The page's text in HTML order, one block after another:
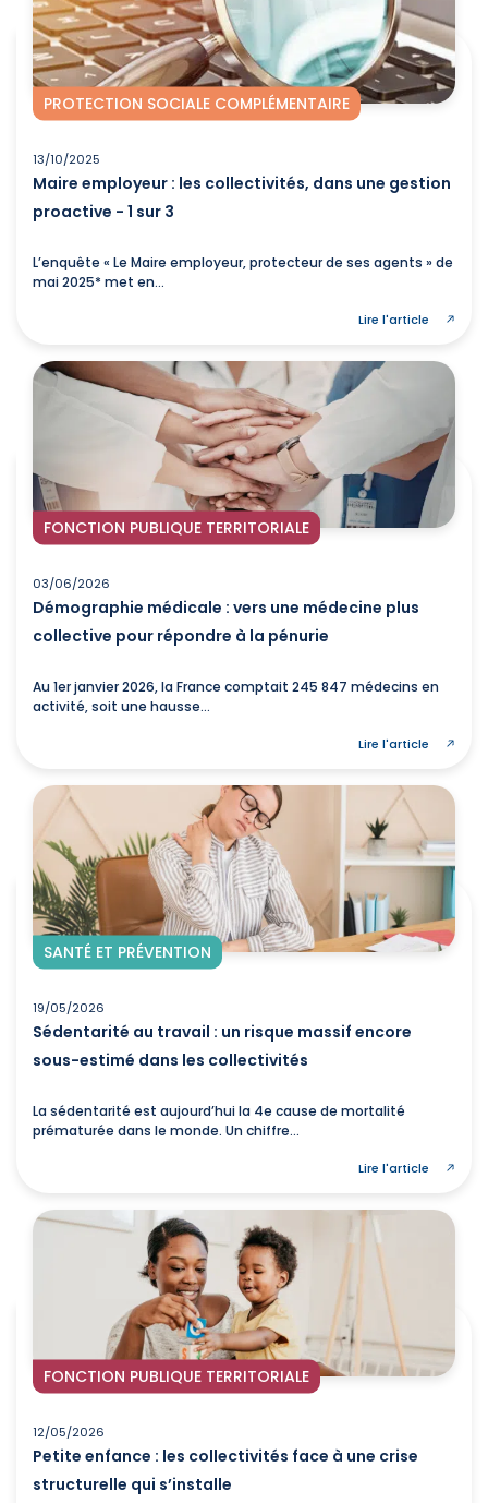
PROTECTION SOCIALE COMPLÉMENTAIRE
13/10/2025
Maire employeur : les collectivités, dans une gestion
proactive - 1 sur 3
L’enquête « Le Maire employeur, protecteur de ses agents » de
mai 2025* met en...
Lire l'article
FONCTION PUBLIQUE TERRITORIALE
03/06/2026
Démographie médicale : vers une médecine plus
collective pour répondre à la pénurie
Au 1er janvier 2026, la France comptait 245 847 médecins en
activité, soit une hausse...
Lire l'article
SANTÉ ET PRÉVENTION
19/05/2026
Sédentarité au travail : un risque massif encore
sous-estimé dans les collectivités
La sédentarité est aujourd’hui la 4e cause de mortalité
prématurée dans le monde. Un chiffre...
Lire l'article
FONCTION PUBLIQUE TERRITORIALE
12/05/2026
Petite enfance : les collectivités face à une crise
structurelle qui s’installe